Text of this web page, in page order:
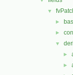
▼
►
►
▼
►
►